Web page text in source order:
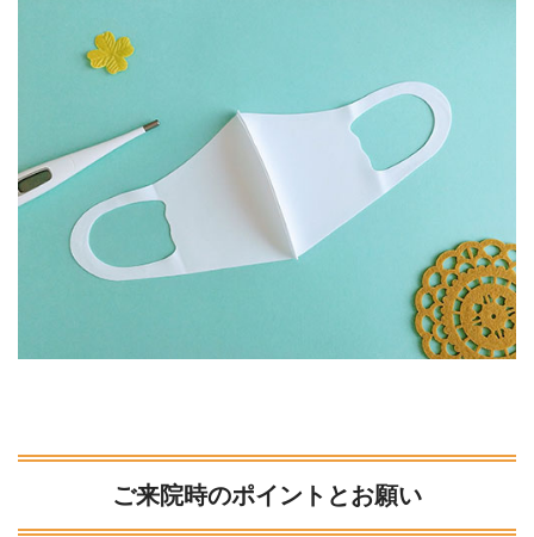
ご来院時のポイントとお願い